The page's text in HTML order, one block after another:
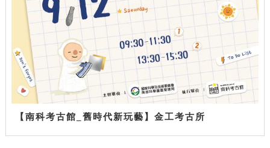
【南科考古館_舊時代新玩藝】金工考古所